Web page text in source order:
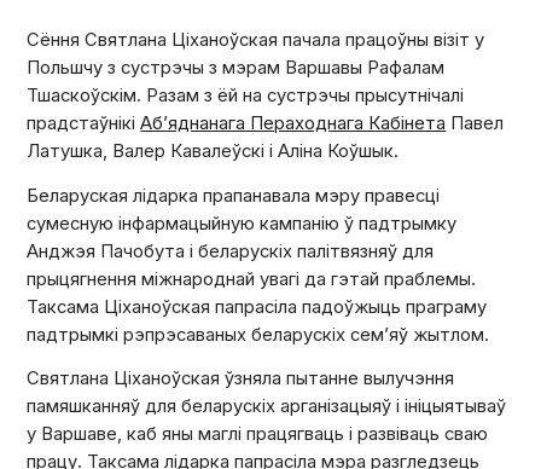
Сёння Святлана Ціханоўская пачала працоўны візіт у
Польшчу з сустрэчы з мэрам Варшавы Рафалам
Тшаскоўскім. Разам з ёй на сустрэчы прысутнічалі
прадстаўнікіАб’яднанага Пераходнага Кабінета Павел
Латушка, Валер Кавалеўскі і Аліна Коўшык.
Беларуская лідарка прапанавала мэру правесці
сумесную інфармацыйную кампанію ў падтрымку
Анджэя Пачобута і беларускіх палітвязняў для
прыцягнення міжнароднай увагі да гэтай праблемы.
Таксама Ціханоўская папрасіла падоўжыць праграму
падтрымкі рэпрэсаваных беларускіх сем’яў жытлом.
Святлана Ціханоўская ўзняла пытанне вылучэння
памяшканняў для беларускіх арганізацыяў і ініцыятываў
у Варшаве, каб яны маглі працягваць і развіваць сваю
працу. Таксама лідарка папрасіла мэра разгледзець